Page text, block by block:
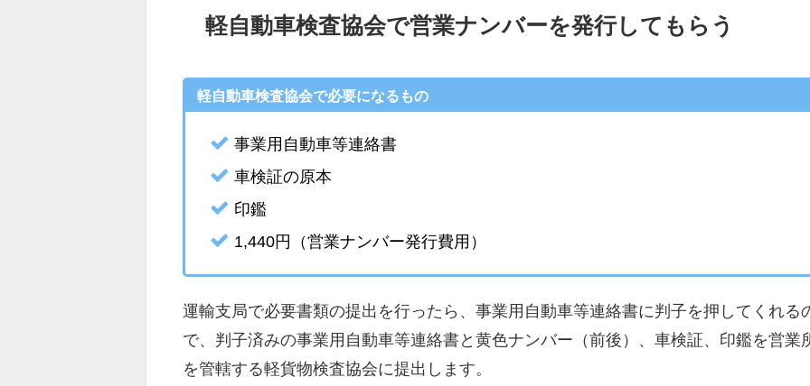
軽自動車検査協会で営業ナンバーを発行してもらう
軽自動車検査協会で必要になるもの
事業用自動車等連絡書
車検証の原本
印鑑
1,440円（営業ナンバー発行費用）
運輸支局で必要書類の提出を行ったら、事業用自動車等連絡書に判子を押してくれる
で、判子済みの事業用自動車等連絡書と黄色ナンバー（前後）、車検証、印鑑を営業
を管轄する軽貨物検査協会に提出します。